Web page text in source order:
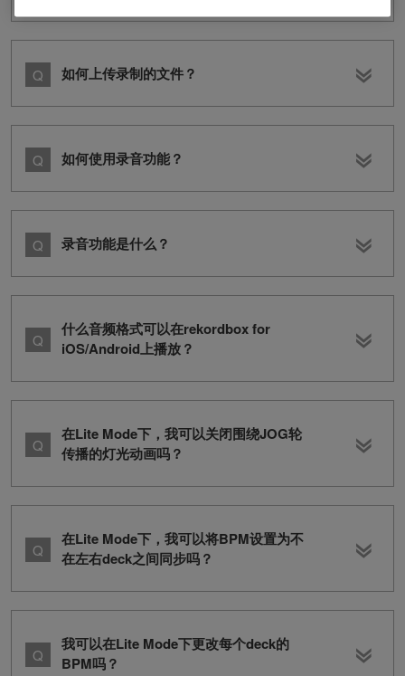
如何上传录制的文件？
如何使用录音功能？
录音功能是什么？
什么音频格式可以在rekordbox for
iOS/Android上播放？
在Lite Mode下，我可以关闭围绕JOG轮
传播的灯光动画吗？
在Lite Mode下，我可以将BPM设置为不
在左右deck之间同步吗？
我可以在Lite Mode下更改每个deck的
BPM吗？